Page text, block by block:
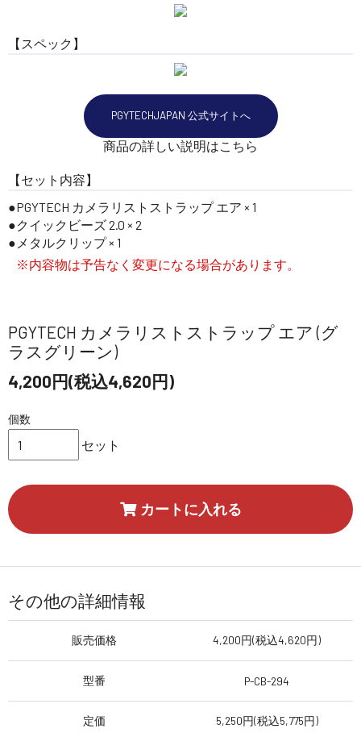
【スペック】
PGYTECHJAPAN 公式サイトへ
商品の詳しい説明はこちら
【セット内容】
PGYTECH カメラリストストラップ エア × 1
クイックビーズ 2.0 × 2
メタルクリップ × 1
※内容物は予告なく変更になる場合があります。
PGYTECH カメラリストストラップ エア (グ
ラスグリーン)
4,200円(税込4,620円)
個数
セット
カートに入れる
その他の詳細情報
販売価格 4,200円(税込4,620円)
型番 P-CB-294
定価 5,250円(税込5,775円)